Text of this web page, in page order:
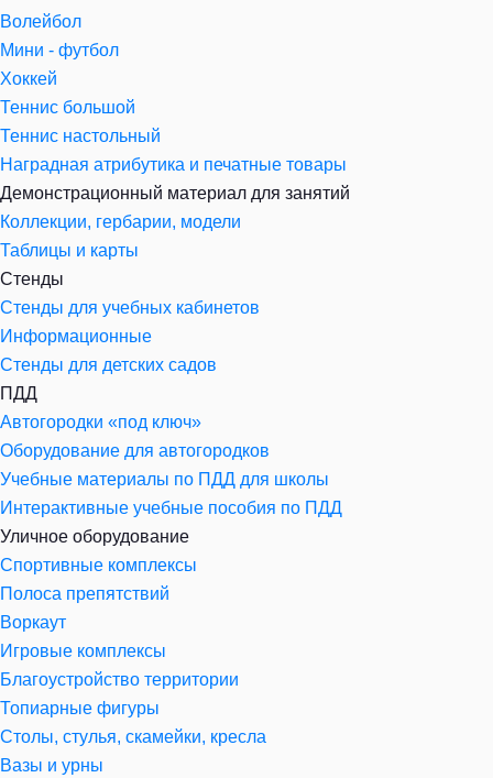
Волейбол
Мини - футбол
Хоккей
Теннис большой
Теннис настольный
Наградная атрибутика и печатные товары
Демонстрационный материал для занятий
Коллекции, гербарии, модели
Таблицы и карты
Стенды
Стенды для учебных кабинетов
Информационные
Стенды для детских садов
ПДД
Автогородки «под ключ»
Оборудование для автогородков
Учебные материалы по ПДД для школы
Интерактивные учебные пособия по ПДД
Уличное оборудование
Спортивные комплексы
Полоса препятствий
Воркаут
Игровые комплексы
Благоустройство территории
Топиарные фигуры
Столы, стулья, скамейки, кресла
Вазы и урны